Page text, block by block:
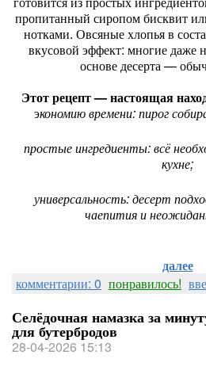
пропитанный сиропом бисквит
нотками. Овсяные хлопья в
вкусовой эффект: многие даже
основе десерта —
Этот рецепт — настоящая
экономию времени: пирог
простые ингредиенты: всё
кухне;
универсальность: десерт
чаепития и
далее
комментарии: 0 понравилось!
Селёдочная намазка за
для бутербродов
28-04-2026 15:13